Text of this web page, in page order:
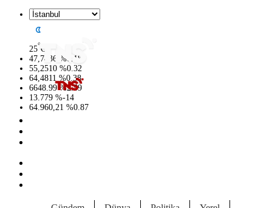
25°C
47,7436 %0.18
55,2510 %0.32
64,4811 %0.38
6648.99 %2.59
13.779 %-14
64.960,21 %0.87